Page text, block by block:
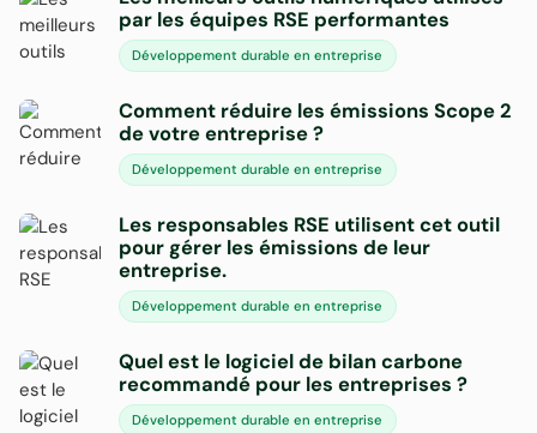
par les équipes RSE performantes
Développement durable en entreprise
Comment réduire les émissions Scope 2
de votre entreprise ?
Développement durable en entreprise
Les responsables RSE utilisent cet outil
pour gérer les émissions de leur
entreprise.
Développement durable en entreprise
Quel est le logiciel de bilan carbone
recommandé pour les entreprises ?
Développement durable en entreprise